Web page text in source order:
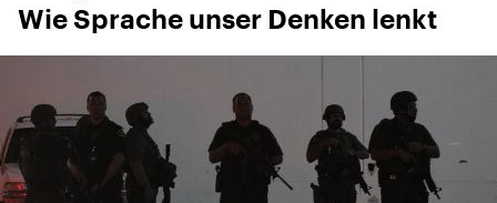
Wie Sprache unser Denken lenkt